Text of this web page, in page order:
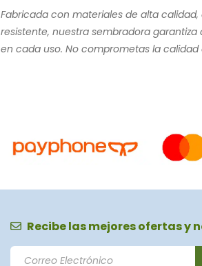
Fabricada con materiales de alta
resistente, nuestra sembradora garantiza
en cada uso. No comprometas la calidad
Recibe las mejores ofertas y